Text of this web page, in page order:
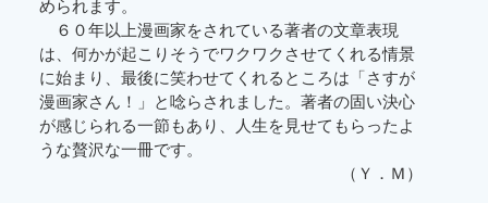
められます。
６０年以上漫画家をされている著者の文章表現
は、何かが起こりそうでワクワクさせてくれる情景
に始まり、最後に笑わせてくれるところは「さすが
漫画家さん！」と唸らされました。著者の固い決心
が感じられる一節もあり、人生を見せてもらったよ
うな贅沢な一冊です。
（Ｙ．Ｍ）